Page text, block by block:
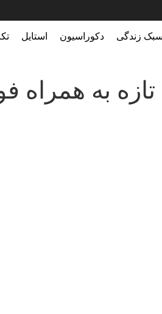
زندگی دکوراسیون استایل ؟
به همراه